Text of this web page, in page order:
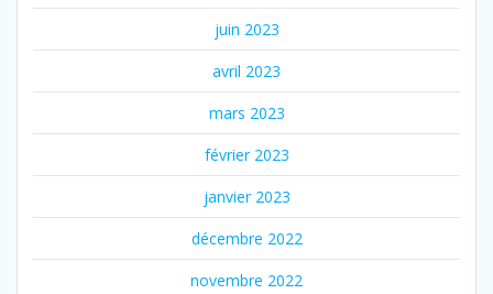
juin 2023
avril 2023
mars 2023
février 2023
janvier 2023
décembre 2022
novembre 2022